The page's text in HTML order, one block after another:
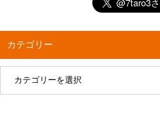
カテゴリー